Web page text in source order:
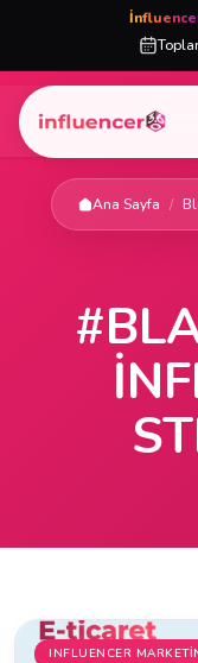
Ana Sayfa /
INFLUENCER